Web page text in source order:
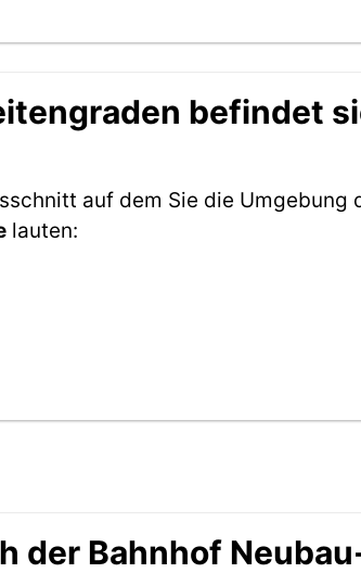
befindet
auf dem Sie die Umgebung
lauten:
der Bahnhof